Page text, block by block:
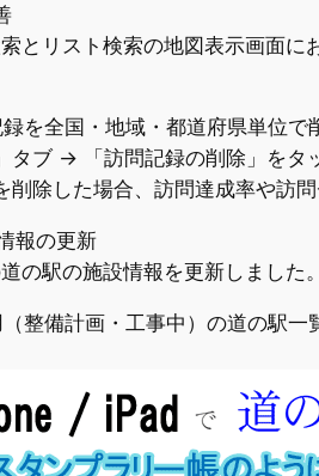
とリスト検索の地図表示画面
を全国・地域・都道府県単位で
タブ -> 「訪問記録の削除」をタ
削除した場合、訪問達成率や訪
報の更新
の駅の施設情報を更新しました。
整備計画・工事中）の道の駅一